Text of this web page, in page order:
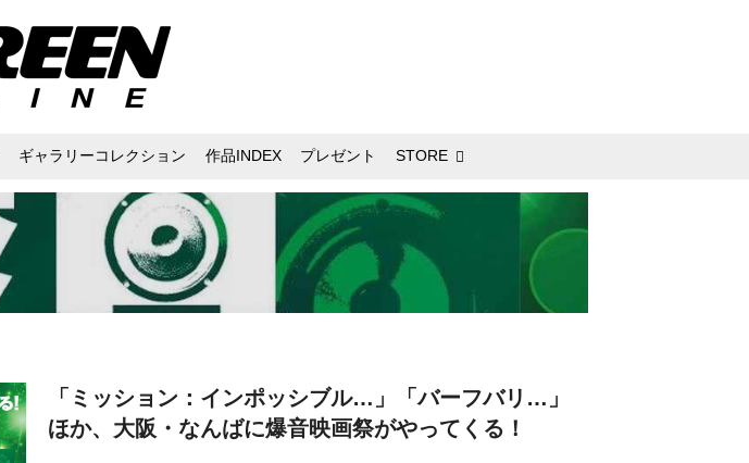
ギャラリーコレクション 作品INDEX プレゼント STORE
「ミッション：インポッシブル…」「バーフバリ…」
ほか、大阪・なんばに爆音映画祭がやってくる！